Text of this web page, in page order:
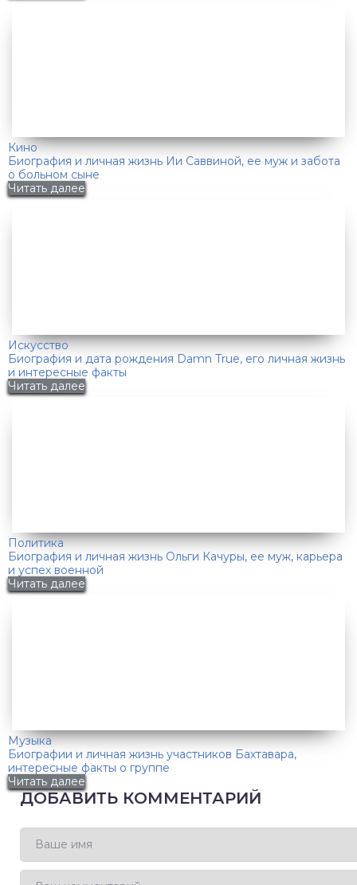
Кино
Биография и личная жизнь Ии Саввиной, ее муж и забота
о больном сыне
Читать далее
Искусство
Биография и дата рождения Damn True, его личная жизнь
и интересные факты
Читать далее
Политика
Биография и личная жизнь Ольги Качуры, ее муж, карьера
и успех военной
Читать далее
Музыка
Биографии и личная жизнь участников Бахтавара,
интересные факты о группе
Читать далее
ДОБАВИТЬ КОММЕНТАРИЙ